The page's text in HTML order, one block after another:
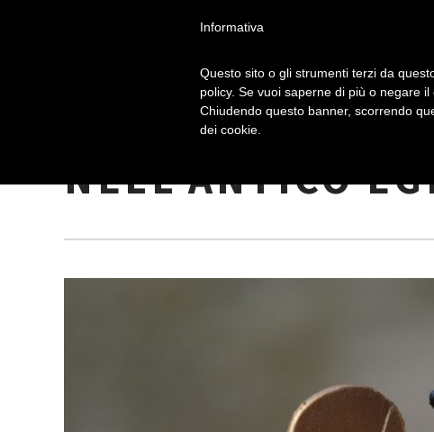
UN MONDO DI
NELL’ANTICO
Informativa
Questo sito o gli strumenti terzi da
policy. Se vuoi saperne di più o negare
Chiudendo questo banner, scorrendo
dei cookie.